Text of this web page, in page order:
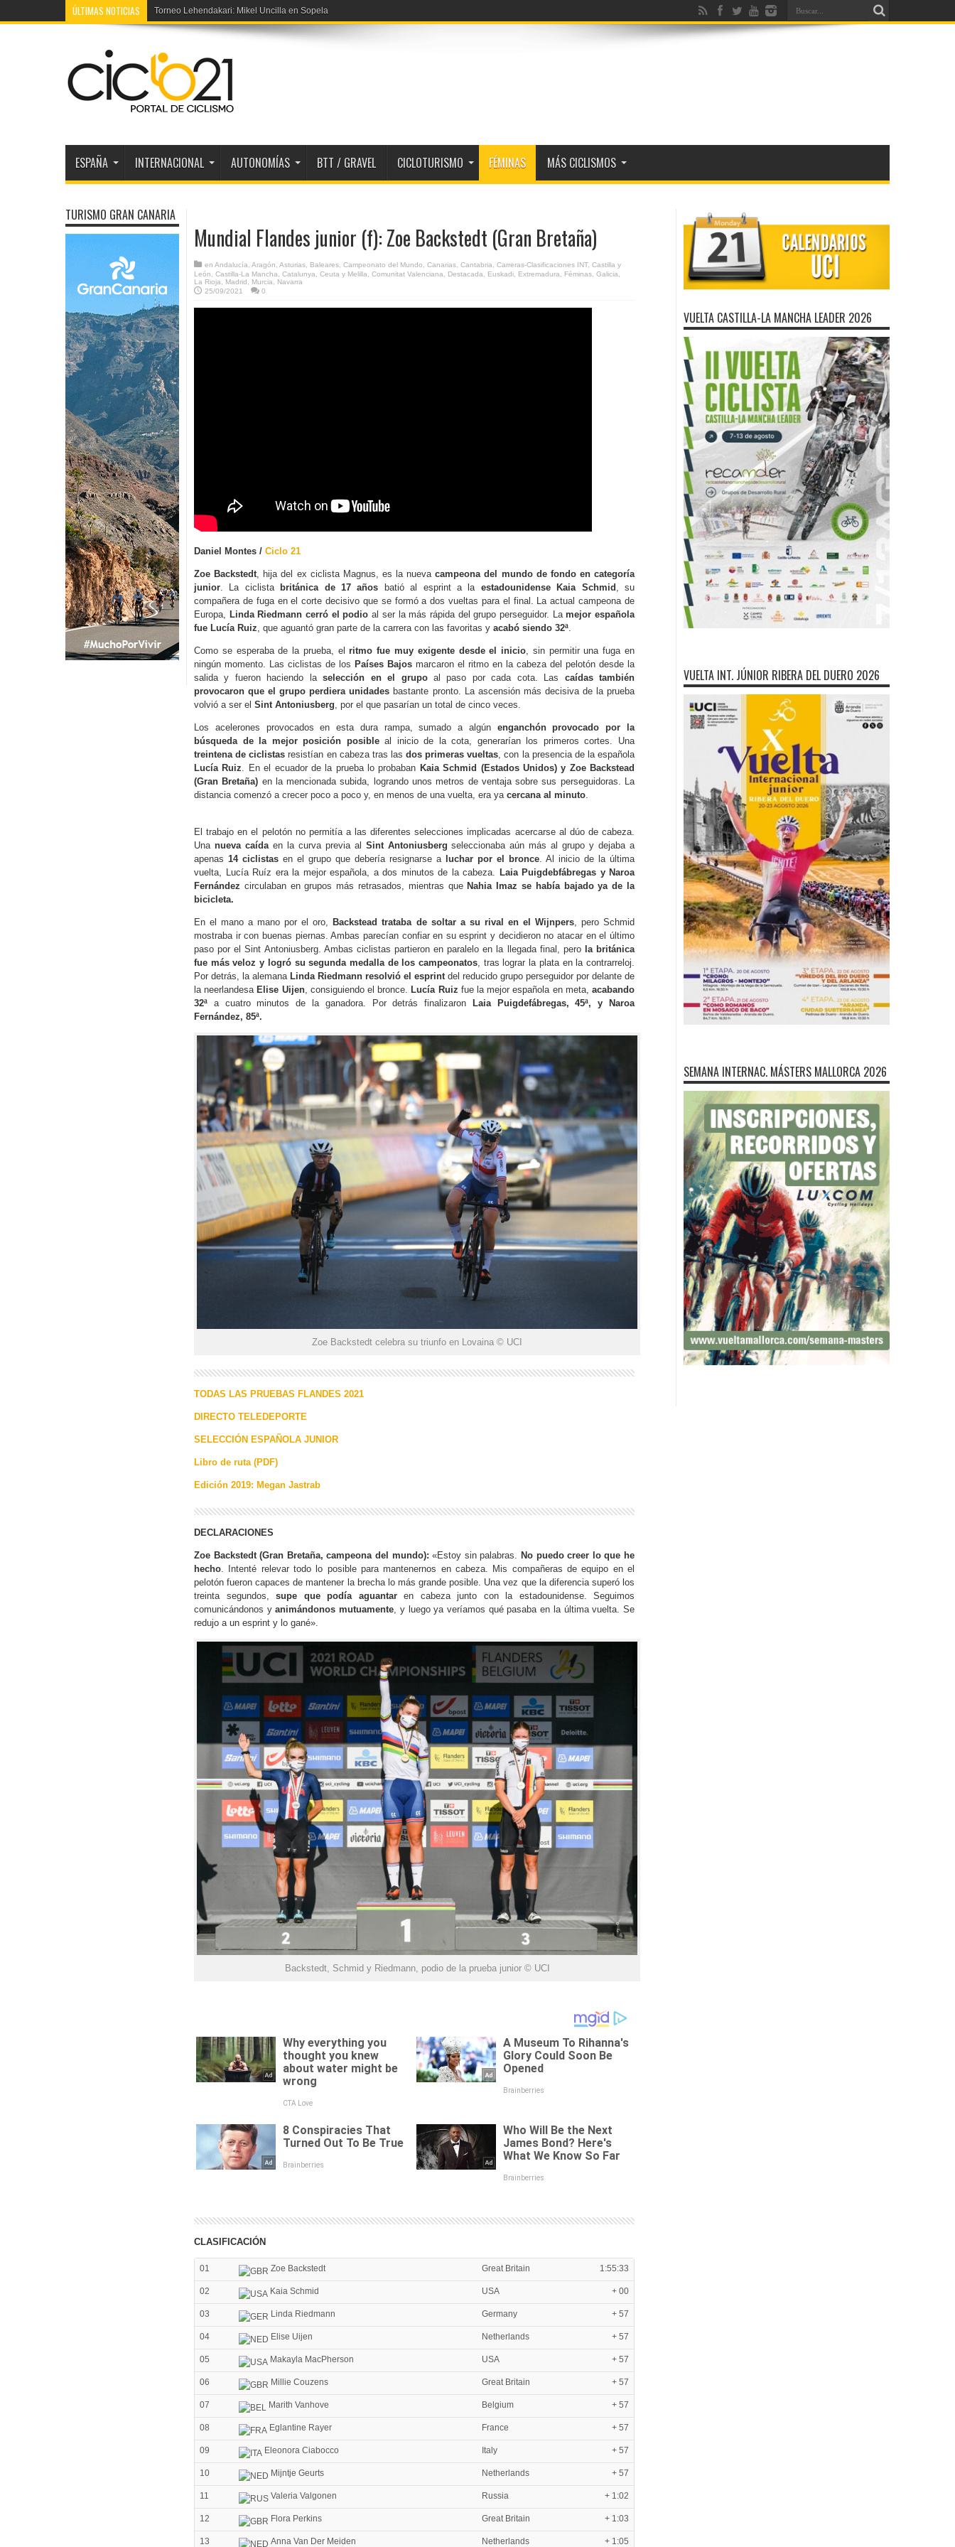
ÚLTIMAS NOTICIAS Torneo Lehendakari: Mikel Uncilla en Sopela
ESPAÑA INTERNACIONAL AUTONOMÍAS BTT / GRAVEL CICLOTURISMO FÉMINAS MÁS CICLISMOS
Mundial Flandes junior (f): Zoe Backstedt (Gran Bretaña)
en Andalucía Aragón Asturias Baleares Campeonato del Mundo Canarias Cantabria Carreras-Clasificaciones INT, Castilla y
León
Castilla-La Mancha Catalunya Ceuta y Melilla Comunitat Valenciana Destacada Euskadi Extremadura Féminas Galicia
La Rioja
Madrid Murcia
Navarra
25/09/2021
0
Daniel Montes / Ciclo 21
Zoe Backstedt, hija del ex ciclista Magnus, es la nuevacampeona del mundo de fondo en categoría
junior. La ciclista británica de 17 años batió al esprint a la estadounidense Kaia Schmid , su
compañera de fuga en el corte decisivo que se formó a dos vueltas para el final. La actual campeona de
Europa, Linda Riedmann cerró el podio al ser la más rápida del grupo perseguidor. Lamejor española
fue Lucía Ruiz, que aguantó gran parte de la carrera con las favoritas y acabó siendo 32ª.
Como se esperaba de la prueba, elritmo fue muy exigente desde el inicio, sin permitir una fuga en
ningún momento. Las ciclistas de los Países Bajos marcaron el ritmo en la cabeza del pelotón desde la
salida y fueron haciendo laselección en el grupoal paso por cada cota. Las caídas también
provocaron que el grupo perdiera unidades bastante pronto. La ascensión más decisiva de la prueba
volvió a ser el Sint Antoniusberg, por el que pasarían un total de cinco veces.
Los acelerones provocados en esta dura rampa, sumado a algún enganchón provocado por la
búsqueda de la mejor posición posibleal inicio de la cota, generarían los primeros cortes. Una
treintena de ciclistas resistían en cabeza tras las dos primeras vueltas, con la presencia de la española
Lucía Ruiz. En el ecuador de la prueba lo probaban Kaia Schmid (Estados Unidos) y Zoe Backstead
(Gran Bretaña) en la mencionada subida, logrando unos metros de ventaja sobre sus perseguidoras. La
distancia comenzó a crecer poco a poco y, en menos de una vuelta, era ya cercana al minuto.
El trabajo en el pelotón no permitía a las diferentes selecciones implicadas acercarse al dúo de cabeza.
Una nueva caídaen la curva previa al Sint Antoniusberg seleccionaba aún más al grupo y dejaba a
apenas 14 ciclistas en el grupo que debería resignarse a luchar por el bronce. Al inicio de la última
vuelta, Lucía Ruíz era la mejor española, a dos minutos de la cabeza. Laia Puigdebfábregas y Naroa
Fernández circulaban en grupos más retrasados, mientras que Nahia Imaz se había bajado ya de la
bicicleta.
En el mano a mano por el oro, Backstead trataba de soltar a su rival en el Wijnpers, pero Schmid
mostraba ir con buenas piernas. Ambas parecían confiar en su esprint y decidieron no atacar en el último
paso por el Sint Antoniusberg. Ambas ciclistas partieron en paralelo en la llegada final, pero la británica
fue más veloz y logró su segunda medalla de los campeonatos, tras lograr la plata en la contrarreloj.
Por detrás, la alemana Linda Riedmann resolvió el esprintdel reducido grupo perseguidor por delante de
la neerlandesa Elise Uijen, consiguiendo el bronce. Lucía Ruiz fue la mejor española en meta,acabando
32ª a cuatro minutos de la ganadora. Por detrás finalizaron
Laia Puigdefábregas, 45ª, y Naroa
Fernández, 85ª.
Zoe Backstedt celebra su triunfo en Lovaina © UCI
TODAS LAS PRUEBAS FLANDES 2021
DIRECTO TELEDEPORTE
SELECCIÓN ESPAÑOLA JUNIOR
Libro de ruta (PDF)
Edición 2019: Megan Jastrab
DECLARACIONES
Zoe Backstedt (Gran Bretaña, campeona del mundo):«Estoy sin palabras. No puedo creer lo que he
hecho. Intenté relevar todo lo posible para mantenernos en cabeza. Mis compañeras de equipo en el
pelotón fueron capaces de mantener la brecha lo más grande posible. Una vez que la diferencia superó los
treinta segundos, supe que podía aguantaren cabeza junto con la estadounidense. Seguimos
comunicándonos yanimándonos mutuamente, y luego ya veríamos qué pasaba en la última vuelta. Se
redujo a un esprint y lo gané».
Backstedt, Schmid y Riedmann, podio de la prueba junior © UCI
CLASIFICACIÓN
01 Zoe Backstedt Great Britain 1:55:33
02 Kaia Schmid USA + 00
03 Linda Riedmann Germany + 57
04 Elise Uijen Netherlands + 57
05 Makayla MacPherson USA + 57
06 Millie Couzens Great Britain + 57
07 Marith Vanhove Belgium + 57
08 Eglantine Rayer France + 57
09 Eleonora Ciabocco Italy + 57
10 Mijntje Geurts Netherlands + 57
11 Valeria Valgonen Russia + 1:02
12 Flora Perkins Great Britain + 1:03
13 Anna Van Der Meiden Netherlands + 1:05
TURISMO GRAN CANARIA
VUELTA CASTILLA-LA MANCHA LEADER 2026
VUELTA INT. JÚNIOR RIBERA DEL DUERO 2026
SEMANA INTERNAC. MÁSTERS MALLORCA 2026